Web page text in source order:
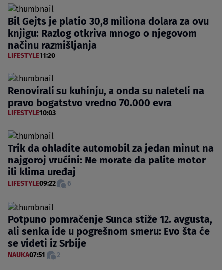
Bil Gejts je platio 30,8 miliona dolara za ovu
knjigu: Razlog otkriva mnogo o njegovom
načinu razmišljanja
LIFESTYLE11:20
Renovirali su kuhinju, a onda su naleteli na
pravo bogatstvo vredno 70.000 evra
LIFESTYLE10:03
Trik da ohladite automobil za jedan minut na
najgoroj vrućini: Ne morate da palite motor
ili klima uređaj
LIFESTYLE09:22 6
Potpuno pomračenje Sunca stiže 12. avgusta,
ali senka ide u pogrešnom smeru: Evo šta će
se videti iz Srbije
NAUKA07:51 2